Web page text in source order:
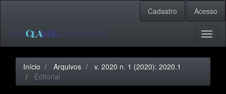
principal
Barra
Cadastro Acesso
Início Arquivos
v. 2020 n. 1 (2020): 2020.1
Editorial